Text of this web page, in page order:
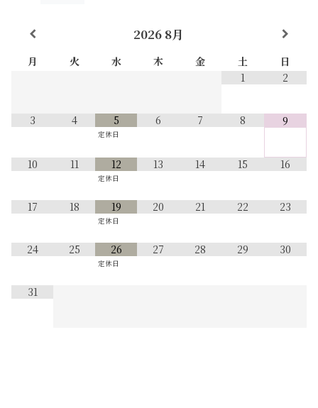
2026 8月
月 火 水 木 金 土
日
1
2
3 4 5
定休日
6 7 8 9
10 11 12
定休日
13 14 15 16
17 18 19
定休日
20 21 22 23
24 25 26
定休日
27 28 29 30
31